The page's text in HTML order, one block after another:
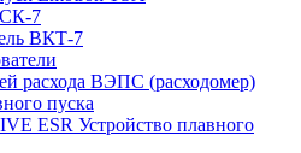
7
ВКТ-7
расхода ВЭПС (расходомер)
пуска
ESR Устройство плавного